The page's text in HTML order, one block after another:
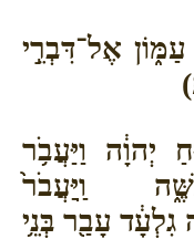
אֶל־דִּבְרֵ֣י
יְהוָ֔ה וַיַּעֲבֹ֥ר
וַֽיַּעֲבֹר֙
עָבַ֖ר בְּנֵ֥י